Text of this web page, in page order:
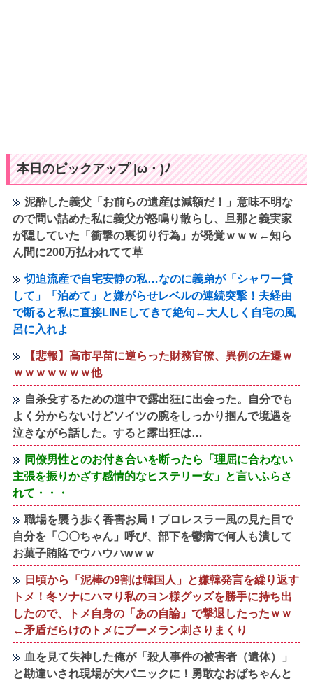
本日のピックアップ |ω・)ﾉ
泥酔した義父「お前らの遺産は減額だ！」意味不明な
ので問い詰めた私に義父が怒鳴り散らし、旦那と義実家
が隠していた「衝撃の裏切り行為」が発覚ｗｗｗ←知ら
ん間に200万払われてて草
切迫流産で自宅安静の私…なのに義弟が「シャワー貸
して」「泊めて」と嫌がらせレベルの連続突撃！夫経由
で断ると私に直接LINEしてきて絶句←大人しく自宅の風
呂に入れよ
【悲報】高市早苗に逆らった財務官僚、異例の左遷ｗ
ｗｗｗｗｗｗｗ他
自杀殳するための道中で露出狂に出会った。自分でも
よく分からないけどソイツの腕をしっかり掴んで境遇を
泣きながら話した。すると露出狂は…
同僚男性とのお付き合いを断ったら「理屈に合わない
主張を振りかざす感情的なヒステリー女」と言いふらさ
れて・・・
職場を襲う歩く香害お局！プロレスラー風の見た目で
自分を「〇〇ちゃん」呼び、部下を鬱病で何人も潰して
お菓子賄賂でウハウハwｗｗ
日頃から「泥棒の9割は韓国人」と嫌韓発言を繰り返す
トメ！冬ソナにハマり私のヨン様グッズを勝手に持ち出
したので、トメ自身の「あの自論」で撃退したったｗｗ
←矛盾だらけのトメにブーメラン刺さりまくり
血を見て失神した俺が「殺人事件の被害者（遺体）」
と勘違いされ現場が大パニックに！勇敢なおばちゃんと